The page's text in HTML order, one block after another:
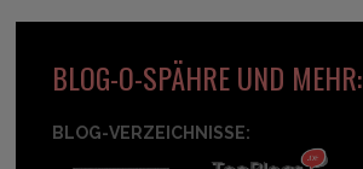
BLOG-O-SPÄHRE UND MEHR:
BLOG-VERZEICHNISSE: